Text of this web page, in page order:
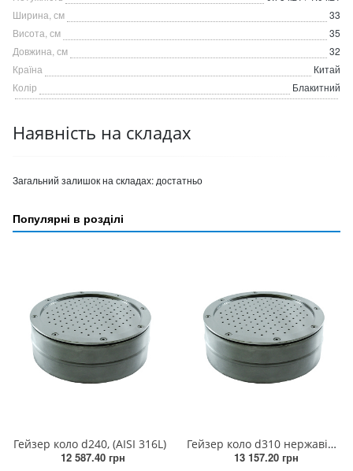
Ширина, см
33
Висота, см
35
Довжина, см
32
Країна
Китай
Колір
Блакитний
Наявність на складах
Загальний залишок на складах: достатньо
Популярні в розділі
Гейзер коло d240, (AISI 316L)
12 587.40 грн
Гейзер коло d310 нержавіюча сталь
13 157.20 грн